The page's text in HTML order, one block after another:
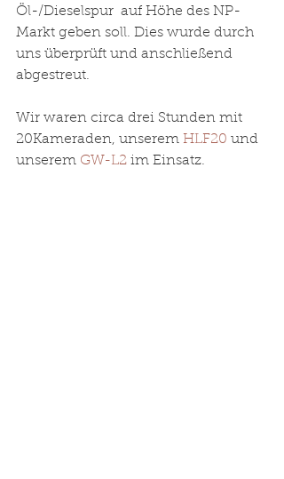
Öl-/Dieselspur  auf Höhe des NP-
Markt geben soll. Dies wurde durch
uns überprüft und anschließend
abgestreut.
Wir waren circa drei Stunden mit
20Kameraden, unserem HLF20 und
unserem GW-L2 im Einsatz.